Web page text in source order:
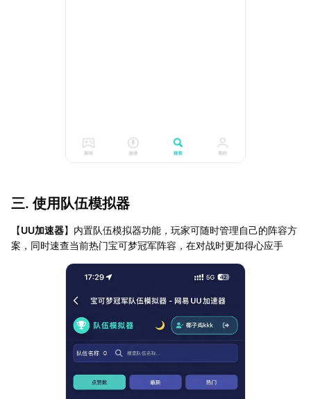
三. 使用队伍模拟器
【UU加速器】内置队伍模拟器功能，玩家可随时管理自己的阵容方
案，同时速查当前热门宝可梦冠军阵容，在对战时更加得心应手